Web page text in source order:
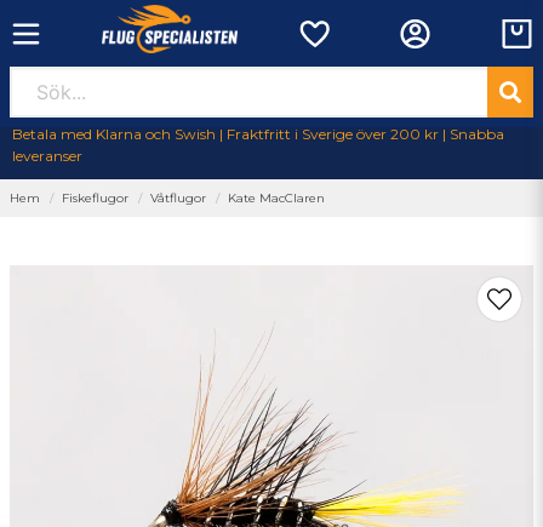
Betala med Klarna och Swish | Fraktfritt i Sverige över 200 kr | Snabba
leveranser
Hem Fiskeflugor Våtflugor Kate MacClaren